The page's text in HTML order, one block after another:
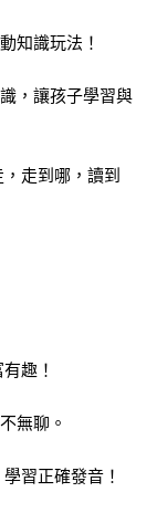
知識玩法！
，讓孩子學習與
走到哪，讀到
趣！
無聊。
習正確發音！